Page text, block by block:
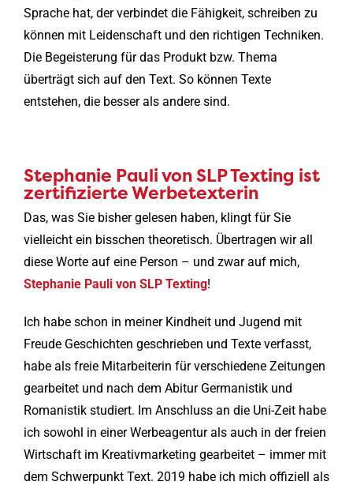
Sprache hat, der verbindet die Fähigkeit, schreiben zu
können mit Leidenschaft und den richtigen Techniken.
Die Begeisterung für das Produkt bzw. Thema
überträgt sich auf den Text. So können Texte
entstehen, die besser als andere sind.
Stephanie Pauli von SLP Texting ist
zertifizierte Werbetexterin
Das, was Sie bisher gelesen haben, klingt für Sie
vielleicht ein bisschen theoretisch. Übertragen wir all
diese Worte auf eine Person – und zwar auf mich,
Stephanie Pauli von SLP Texting!
Ich habe schon in meiner Kindheit und Jugend mit
Freude Geschichten geschrieben und Texte verfasst,
habe als freie Mitarbeiterin für verschiedene Zeitungen
gearbeitet und nach dem Abitur Germanistik und
Romanistik studiert. Im Anschluss an die Uni-Zeit habe
ich sowohl in einer Werbeagentur als auch in der freien
Wirtschaft im Kreativmarketing gearbeitet – immer mit
dem Schwerpunkt Text. 2019 habe ich mich offiziell als